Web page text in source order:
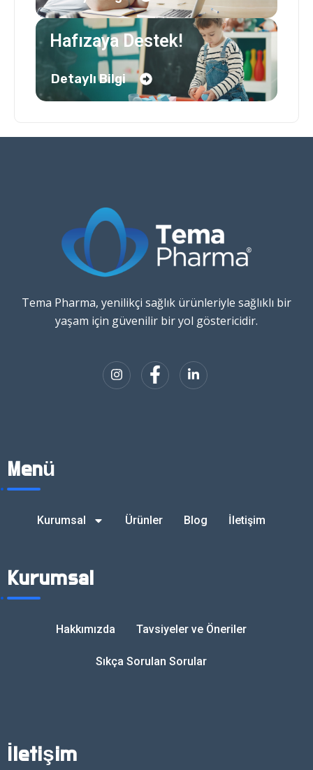
Hafızaya Destek!
Detaylı Bilgi
Tema Pharma, yenilikçi sağlık ürünleriyle sağlıklı bir
yaşam için güvenilir bir yol göstericidir.
Menü
Kurumsal Ürünler Blog İletişim
Kurumsal
Hakkımızda Tavsiyeler ve Öneriler
Sıkça Sorulan Sorular
İletişim